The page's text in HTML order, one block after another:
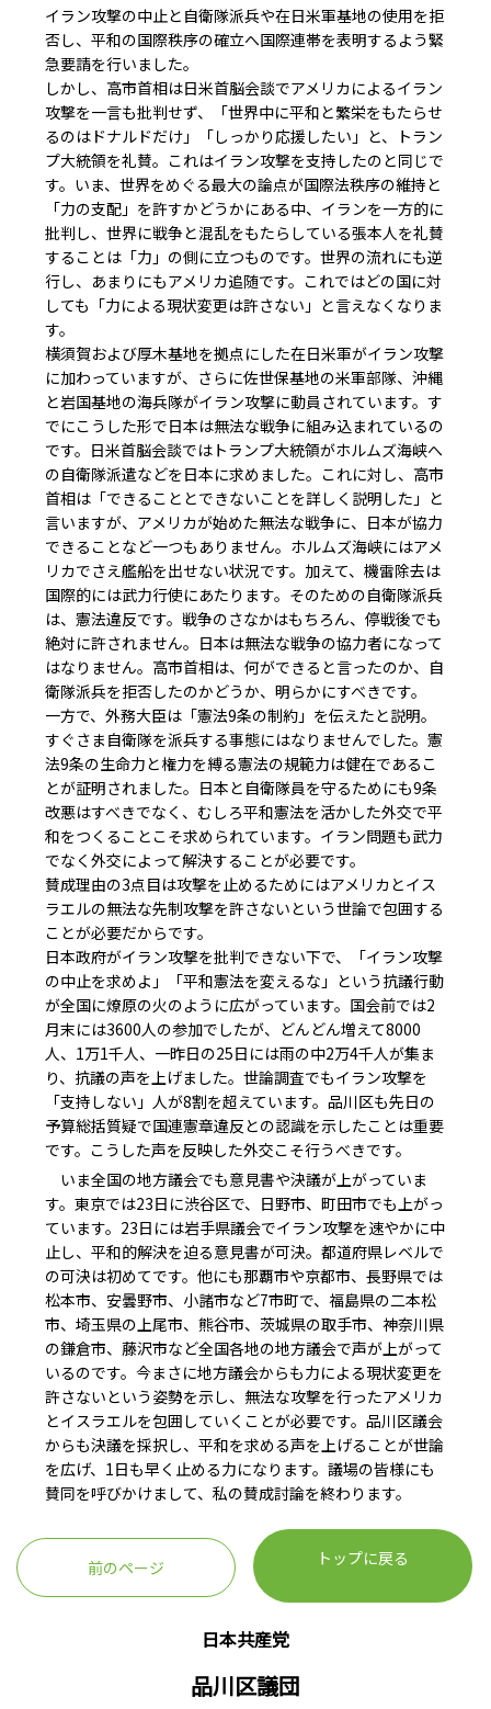
イラン攻撃の中止と自衛隊派兵や在日米軍基地の使用を拒
否し、平和の国際秩序の確立へ国際連帯を表明するよう緊
急要請を行いました。
しかし、高市首相は日米首脳会談でアメリカによるイラン
攻撃を一言も批判せず、「世界中に平和と繁栄をもたらせ
るのはドナルドだけ」「しっかり応援したい」と、トラン
プ大統領を礼賛。これはイラン攻撃を支持したのと同じで
す。いま、世界をめぐる最大の論点が国際法秩序の維持と
「力の支配」を許すかどうかにある中、イランを一方的に
批判し、世界に戦争と混乱をもたらしている張本人を礼賛
することは「力」の側に立つものです。世界の流れにも逆
行し、あまりにもアメリカ追随です。これではどの国に対
しても「力による現状変更は許さない」と言えなくなりま
す。
横須賀および厚木基地を拠点にした在日米軍がイラン攻撃
に加わっていますが、さらに佐世保基地の米軍部隊、沖縄
と岩国基地の海兵隊がイラン攻撃に動員されています。す
でにこうした形で日本は無法な戦争に組み込まれているの
です。日米首脳会談ではトランプ大統領がホルムズ海峡へ
の自衛隊派遣などを日本に求めました。これに対し、高市
首相は「できることとできないことを詳しく説明した」と
言いますが、アメリカが始めた無法な戦争に、日本が協力
できることなど一つもありません。ホルムズ海峡にはアメ
リカでさえ艦船を出せない状況です。加えて、機雷除去は
国際的には武力行使にあたります。そのための自衛隊派兵
は、憲法違反です。戦争のさなかはもちろん、停戦後でも
絶対に許されません。日本は無法な戦争の協力者になって
はなりません。高市首相は、何ができると言ったのか、自
衛隊派兵を拒否したのかどうか、明らかにすべきです。
一方で、外務大臣は「憲法9条の制約」を伝えたと説明。
すぐさま自衛隊を派兵する事態にはなりませんでした。憲
法9条の生命力と権力を縛る憲法の規範力は健在であるこ
とが証明されました。日本と自衛隊員を守るためにも9条
改悪はすべきでなく、むしろ平和憲法を活かした外交で平
和をつくることこそ求められています。イラン問題も武力
でなく外交によって解決することが必要です。
賛成理由の3点目は攻撃を止めるためにはアメリカとイス
ラエルの無法な先制攻撃を許さないという世論で包囲する
ことが必要だからです。
日本政府がイラン攻撃を批判できない下で、「イラン攻撃
の中止を求めよ」「平和憲法を変えるな」という抗議行動
が全国に燎原の火のように広がっています。国会前では2
月末には3600人の参加でしたが、どんどん増えて8000
人、1万1千人、一昨日の25日には雨の中2万4千人が集ま
り、抗議の声を上げました。世論調査でもイラン攻撃を
「支持しない」人が8割を超えています。品川区も先日の
予算総括質疑で国連憲章違反との認識を示したことは重要
です。こうした声を反映した外交こそ行うべきです。
いま全国の地方議会でも意見書や決議が上がっていま
す。東京では23日に渋谷区で、日野市、町田市でも上がっ
ています。23日には岩手県議会でイラン攻撃を速やかに中
止し、平和的解決を迫る意見書が可決。都道府県レベルで
の可決は初めてです。他にも那覇市や京都市、長野県では
松本市、安曇野市、小諸市など7市町で、福島県の二本松
市、埼玉県の上尾市、熊谷市、茨城県の取手市、神奈川県
の鎌倉市、藤沢市など全国各地の地方議会で声が上がって
いるのです。今まさに地方議会からも力による現状変更を
許さないという姿勢を示し、無法な攻撃を行ったアメリカ
とイスラエルを包囲していくことが必要です。品川区議会
からも決議を採択し、平和を求める声を上げることが世論
を広げ、1日も早く止める力になります。議場の皆様にも
賛同を呼びかけまして、私の賛成討論を終わります。
前のページ トップに戻る
日本共産党
品川区議団